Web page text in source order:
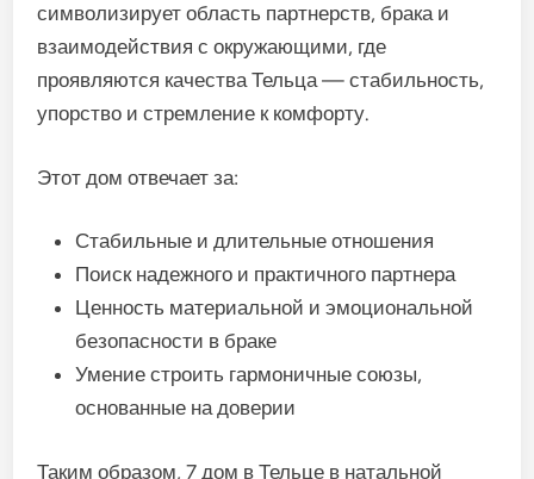
символизирует область партнерств, брака и
взаимодействия с окружающими, где
проявляются качества Тельца — стабильность,
упорство и стремление к комфорту.
Этот дом отвечает за:
Стабильные и длительные отношения
Поиск надежного и практичного партнера
Ценность материальной и эмоциональной
безопасности в браке
Умение строить гармоничные союзы,
основанные на доверии
Таким образом, 7 дом в Тельце в натальной